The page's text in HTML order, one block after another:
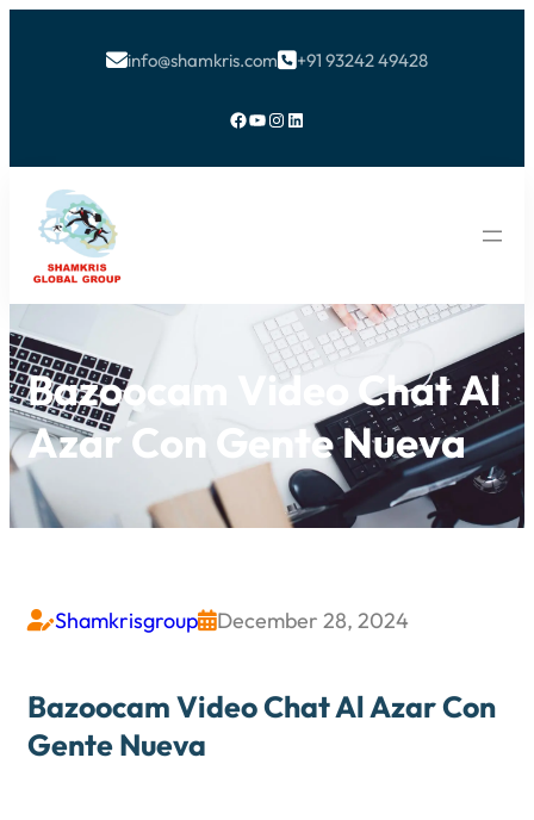
info@shamkris.com+91 93242 49428
Facebook YouTube Instagram LinkedIn
Bazoocam Video Chat Al
Azar Con Gente Nueva
ShamkrisgroupDecember 28, 2024
Bazoocam Video Chat Al Azar Con
Gente Nueva